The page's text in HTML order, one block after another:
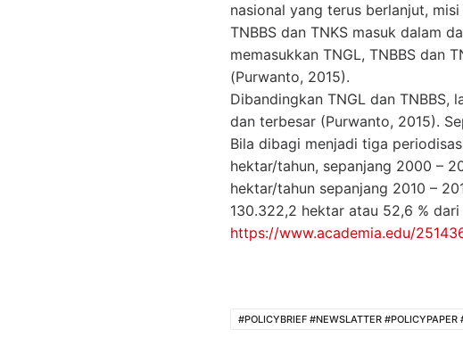
nasional yang terus berlanjut,
TNBBS dan TNKS masuk dalam
memasukkan TNGL, TNBBS dan
(Purwanto, 2015).
Dibandingkan TNGL dan TNBBS,
dan terbesar (Purwanto, 2015).
Bila dibagi menjadi tiga
hektar/tahun, sepanjang 2000 –
hektar/tahun sepanjang 2010 –
130.322,2 hektar atau 52,6 %
https://www.academia.edu/
#POLICYBRIEF #NEWSLATTER